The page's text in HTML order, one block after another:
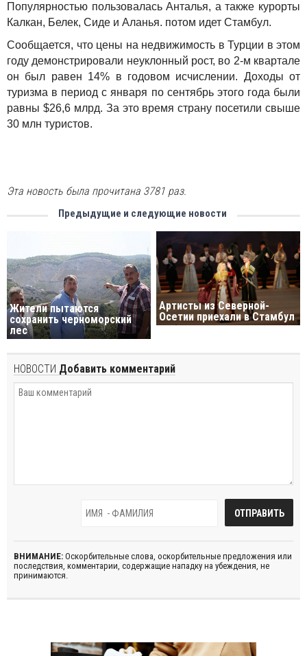
Популярностью пользовалась Анталья, а также курорты
Калкан, Белек, Сиде и Аланья. потом идет Стамбул.
Сообщается, что цены на недвижимость в Турции в этом
году демонстрировали неуклонный рост, во 2-м квартале
он был равен 14% в годовом исчислении. Доходы от
туризма в период с января по сентябрь этого года были
равны $26,6 млрд. За это время страну посетили свыше
30 млн туристов.
Эта новость была прочитана 3781 раз.
Предыдущие и следующие новости
Жители пытаются
сохранить черноморский
лес
Артисты из Северной-
Осетии приехали в Стамбул
НОВОСТИ Добавить комментарий
ВНИМАНИЕ: Оскорбительные слова, оскорбительные предложения или
последствия, комментарии, содержащие нападку на убеждения, не
принимаются.